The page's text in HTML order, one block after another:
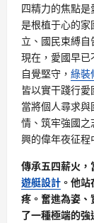
四精力的焦點是
是根植于心的
立、國民束縛自
現在，愛國早已
自覺堅守， 綠裝
皆以實干踐行愛
當將個人尋求
情、筑牢強國
興的偉年夜征程
傳承五四薪火
遊艇設計 。他
疼。奮進為姿、
了一種極端的強